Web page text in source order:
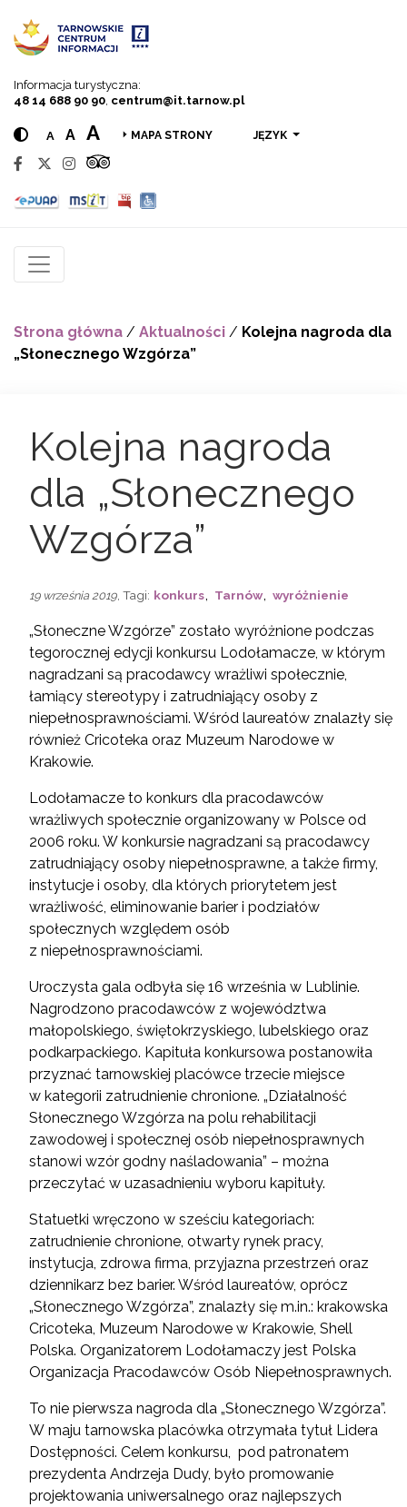
Informacja turystyczna:
48 14 688 90 90 centrum@it.tarnow.pl
A A A MAPA STRONY JĘZYK
Strona główna / Aktualności / Kolejna nagroda dla
„Słonecznego Wzgórza”
Kolejna nagroda
dla „Słonecznego
Wzgórza”
19 września 2019 , Tagi: konkurs Tarnów wyróżnienie
„Słoneczne Wzgórze” zostało wyróżnione podczas
tegorocznej edycji konkursu Lodołamacze, w którym
nagradzani są pracodawcy wrażliwi społecznie,
łamiący stereotypy i zatrudniający osoby z
niepełnosprawnościami. Wśród laureatów znalazły się
również Cricoteka oraz Muzeum Narodowe w
Krakowie.
Lodołamacze to konkurs dla pracodawców
wrażliwych społecznie organizowany w Polsce od
2006 roku. W konkursie nagradzani są pracodawcy
zatrudniający osoby niepełnosprawne, a także firmy,
instytucje i osoby, dla których priorytetem jest
wrażliwość, eliminowanie barier i podziałów
społecznych względem osób
z niepełnosprawnościami.
Uroczysta gala odbyła się 16 września w Lublinie.
Nagrodzono pracodawców z województwa
małopolskiego, świętokrzyskiego, lubelskiego oraz
podkarpackiego. Kapituła konkursowa postanowiła
przyznać tarnowskiej placówce trzecie miejsce
w kategorii zatrudnienie chronione. „Działalność
Słonecznego Wzgórza na polu rehabilitacji
zawodowej i społecznej osób niepełnosprawnych
stanowi wzór godny naśladowania” – można
przeczytać w uzasadnieniu wyboru kapituły.
Statuetki wręczono w sześciu kategoriach:
zatrudnienie chronione, otwarty rynek pracy,
instytucja, zdrowa firma, przyjazna przestrzeń oraz
dziennikarz bez barier. Wśród laureatów, oprócz
„Słonecznego Wzgórza”, znalazły się m.in.: krakowska
Cricoteka, Muzeum Narodowe w Krakowie, Shell
Polska. Organizatorem Lodołamaczy jest Polska
Organizacja Pracodawców Osób Niepełnosprawnych.
To nie pierwsza nagroda dla „Słonecznego Wzgórza”.
W maju tarnowska placówka otrzymała tytuł Lidera
Dostępności. Celem konkursu, pod patronatem
prezydenta Andrzeja Dudy, było promowanie
projektowania uniwersalnego oraz najlepszych